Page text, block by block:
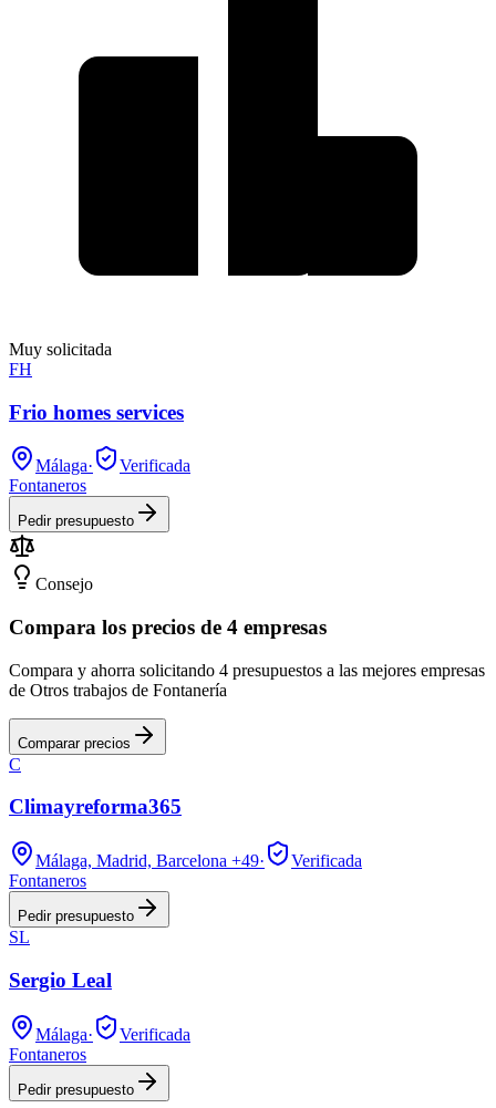
Muy solicitada
FH
Frio homes services
Málaga·
Verificada
Fontaneros
Pedir presupuesto
Consejo
Compara los precios de 4 empresas
Compara y ahorra solicitando 4 presupuestos a las mejores empresas
de Otros trabajos de Fontanería
Comparar precios
C
Climayreforma365
Málaga, Madrid, Barcelona +49·
Verificada
Fontaneros
Pedir presupuesto
SL
Sergio Leal
Málaga·
Verificada
Fontaneros
Pedir presupuesto